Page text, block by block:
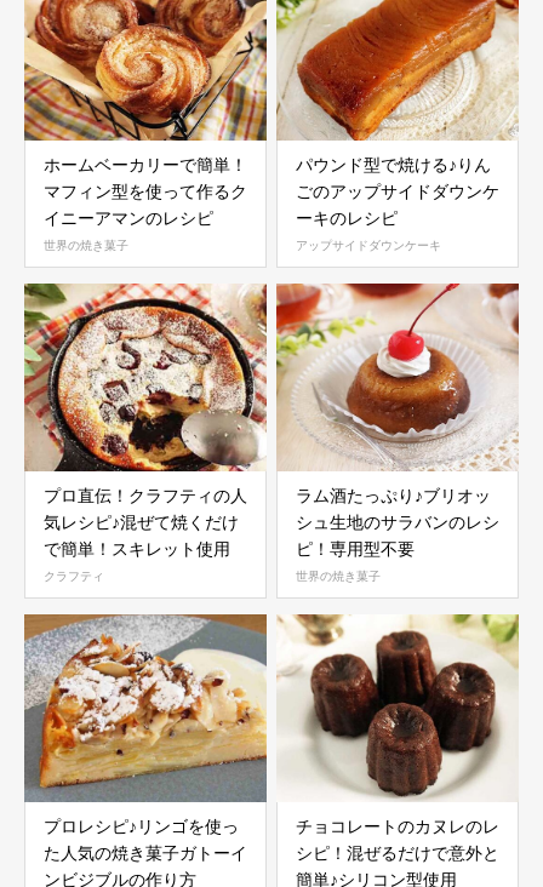
ホームベーカリーで簡単！
マフィン型を使って作るク
イニーアマンのレシピ
世界の焼き菓子
パウンド型で焼ける♪りん
ごのアップサイドダウンケ
ーキのレシピ
アップサイドダウンケーキ
プロ直伝！クラフティの人
気レシピ♪混ぜて焼くだけ
で簡単！スキレット使用
クラフティ
ラム酒たっぷり♪ブリオッ
シュ生地のサラバンのレシ
ピ！専用型不要
世界の焼き菓子
プロレシピ♪リンゴを使っ
た人気の焼き菓子ガトーイ
ンビジブルの作り方
チョコレートのカヌレのレ
シピ！混ぜるだけで意外と
簡単♪シリコン型使用